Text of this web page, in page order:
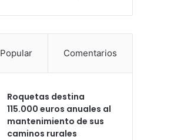
Popular Comentarios
Roquetas destina
115.000 euros anuales al
mantenimiento de sus
caminos rurales